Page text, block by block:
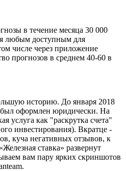
в течение месяца 30 000
любым доступным для
числе через приложение
прогнозов в среднем 40-60 в
историю. До января 2018
был оформлен юридически. На
услуга как "раскрутка счета"
инвестирования). Вкратце -
куча негативных отзывов, к
ставка» развернут
вам пару ярких скриншотов